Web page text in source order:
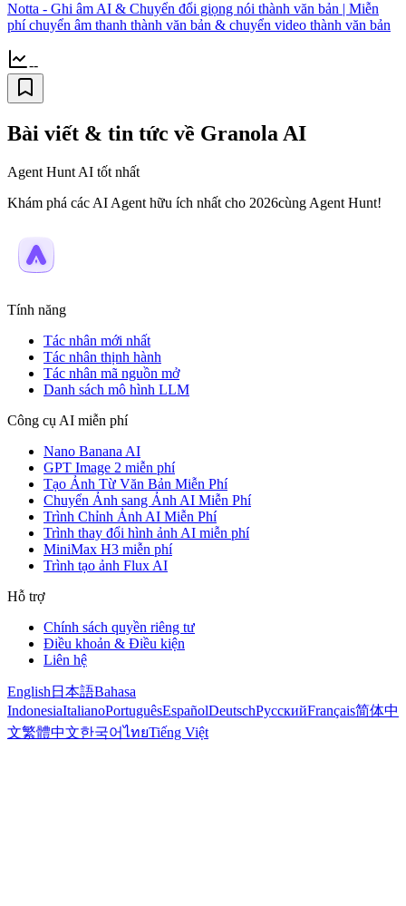
Notta - Ghi âm AI & Chuyển đổi giọng nói thành văn bản | Miễn
phí chuyển âm thanh thành văn bản & chuyển video thành văn bản
--
Bài viết & tin tức về Granola AI
Agent Hunt AI tốt nhất
Khám phá các AI Agent hữu ích nhất cho 2026cùng Agent Hunt!
Tính năng
Tác nhân mới nhất
Tác nhân thịnh hành
Tác nhân mã nguồn mở
Danh sách mô hình LLM
Công cụ AI miễn phí
Nano Banana AI
GPT Image 2 miễn phí
Tạo Ảnh Từ Văn Bản Miễn Phí
Chuyển Ảnh sang Ảnh AI Miễn Phí
Trình Chỉnh Ảnh AI Miễn Phí
Trình thay đổi hình ảnh AI miễn phí
MiniMax H3 miễn phí
Trình tạo ảnh Flux AI
Hỗ trợ
Chính sách quyền riêng tư
Điều khoản & Điều kiện
Liên hệ
English 日本語Bahasa
IndonesiaItalianoPortuguêsEspañolDeutschРусскийFrançais简体中
文繁體中文한국어ไทยTiếng Việt